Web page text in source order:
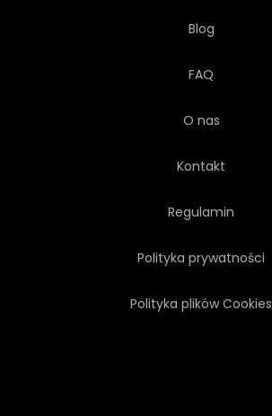
Blog
FAQ
O nas
Kontakt
Regulamin
Polityka prywatności
Polityka plików Cookies